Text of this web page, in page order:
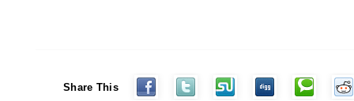
Share This